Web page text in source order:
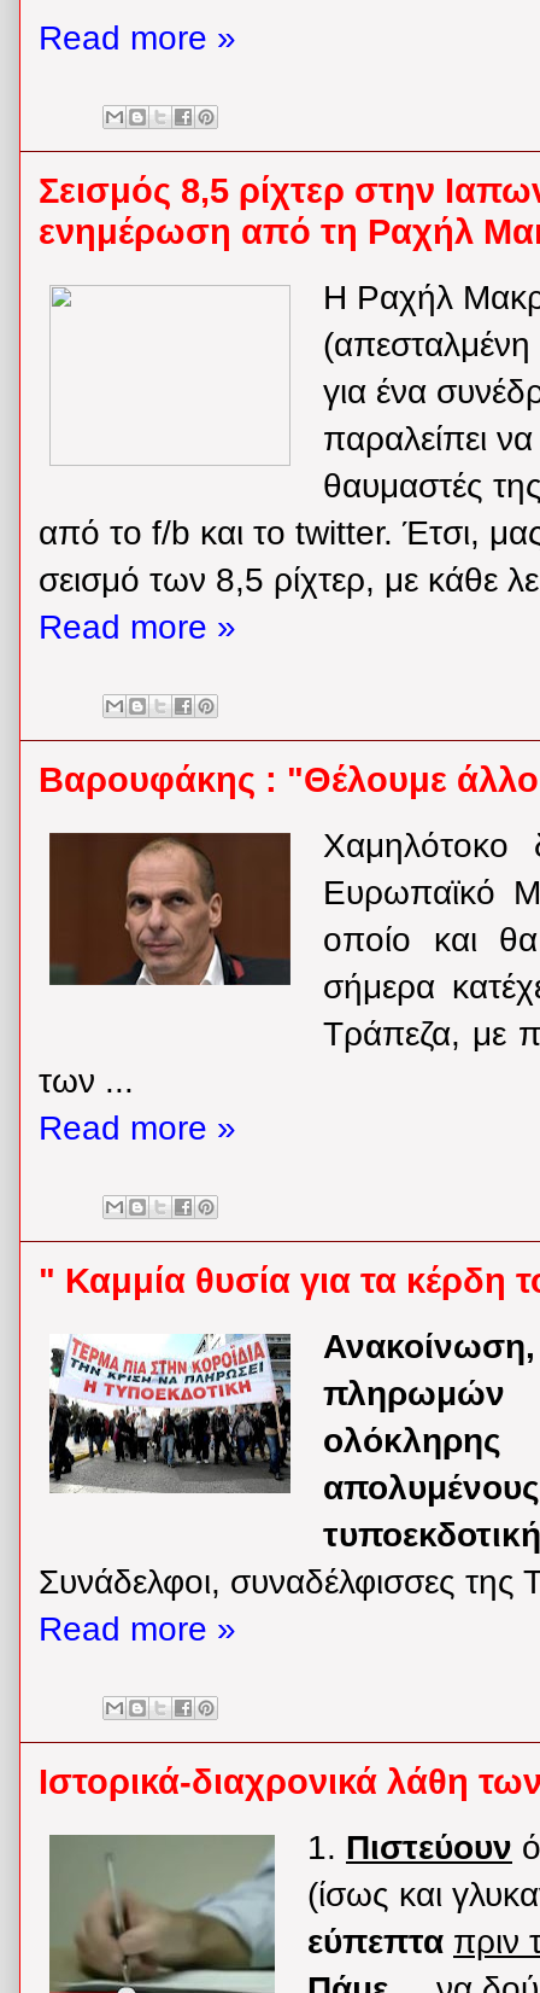
Read more »
Σεισμός 8,5 ρίχτερ στην
ενημέρωση από τη Ραχήλ
H Ραχήλ
για ένα
παραλείπει
θαυμαστές
από το f/b και το twitter. Έτσι,
σεισμό των 8,5 ρίχτερ, με κάθε
Read more »
Βαρουφάκης : "Θέλουμε άλλο
Χαμηλότοκο
Ευρωπαϊκό
οποίο και
σήμερα
Τράπεζα, με
των ...
Read more »
" Καμμία θυσία για τα κέρδη
Ανακοίνωση,
πληρωμών
τυποεκδοτική
Συνάδελφοι, συναδέλφισσες της
Read more »
Ιστορικά-διαχρονικά λάθη
1. Πιστεύουν
(ίσως και
εύπεπτα πριν